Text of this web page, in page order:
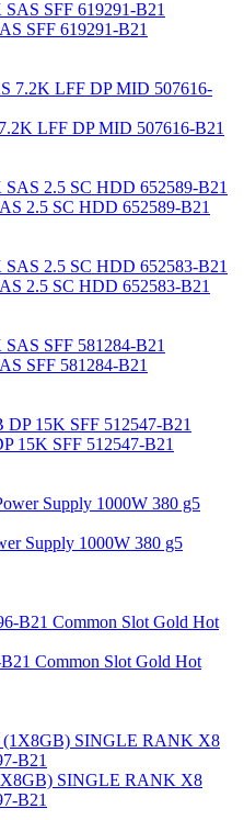
SFF 619291-B21
LFF DP MID 507616-B21
2.5 SC HDD 652589-B21
2.5 SC HDD 652583-B21
SFF 581284-B21
15K SFF 512547-B21
Supply 1000W 380 g5
Common Slot Gold Hot
SINGLE RANK X8
B21